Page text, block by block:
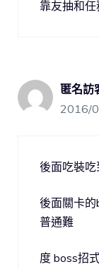
靠友抽和
匿名訪
2016/
後面吃裝
後面關卡
普通難
度 boss招